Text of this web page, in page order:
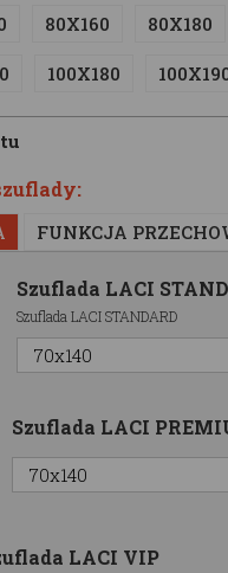
80X160 80X180
100X180
FUNKCJA
Szuflada LACI
Szuflada LACI STANDARD
Szuflada LACI
LACI VIP